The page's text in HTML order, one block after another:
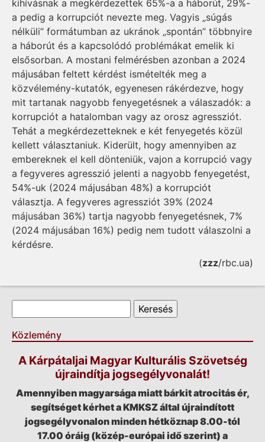
kihívásnak a megkérdezettek 65%-a a háborút, 29%-
a pedig a korrupciót nevezte meg. Vagyis „súgás
nélküli” formátumban az ukránok „spontán” többnyire
a háborút és a kapcsolódó problémákat emelik ki
elsősorban. A mostani felmérésben azonban a 2024
májusában feltett kérdést ismételték meg a
közvélemény-kutatók, egyenesen rákérdezve, hogy
mit tartanak nagyobb fenyegetésnek a válaszadók: a
korrupciót a hatalomban vagy az orosz agressziót.
Tehát a megkérdezetteknek e két fenyegetés közül
kellett választaniuk. Kiderült, hogy amennyiben az
embereknek el kell dönteniük, vajon a korrupció vagy
a fegyveres agresszió jelenti a nagyobb fenyegetést,
54%-uk (2024 májusában 48%) a korrupciót
választja. A fegyveres agressziót 39% (2024
májusában 36%) tartja nagyobb fenyegetésnek, 7%
(2024 májusában 16%) pedig nem tudott válaszolni a
kérdésre.
(zzz/rbc.ua)
Keresés űrlap
Keresés
Közlemény
A Kárpátaljai Magyar Kulturális Szövetség
újraindítja jogsegélyvonalát!
Amennyiben magyarsága miatt bárkit atrocitás ér,
segítséget kérhet a KMKSZ által újraindított
jogsegélyvonalon minden hétköznap 8.00-tól
17.00 óráig (közép-európai idő szerint) a